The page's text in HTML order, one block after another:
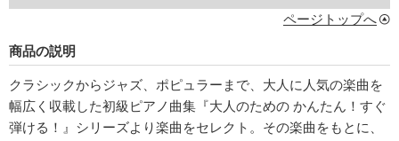
ページトップへ
商品の説明
クラシックからジャズ、ポピュラーまで、大人に人気の楽曲を
幅広く収載した初級ピアノ曲集『大人のための かんたん！すぐ
弾ける！』シリーズより楽曲をセレクト。その楽曲をもとに、